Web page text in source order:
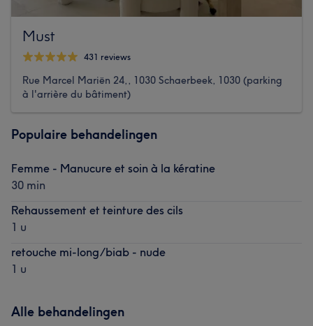
Must
431 reviews
Rue Marcel Mariën 24,, 1030 Schaerbeek, 1030 (parking
à l'arrière du bâtiment)
Populaire behandelingen
Femme - Manucure et soin à la kératine
30 min
Rehaussement et teinture des cils
1 u
retouche mi-long/biab - nude
1 u
Alle behandelingen